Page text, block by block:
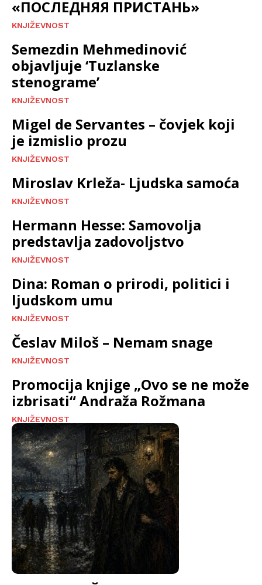
«ПОСЛЕДНЯЯ ПРИСТАНЬ»
KNJIŽEVNOST
Semezdin Mehmedinović
objavljuje ‘Tuzlanske
stenograme’
KNJIŽEVNOST
Migel de Servantes – čovjek koji
je izmislio prozu
KNJIŽEVNOST
Miroslav Krleža- Ljudska samoća
KNJIŽEVNOST
Hermann Hesse: Samovolja
predstavlja zadovoljstvo
KNJIŽEVNOST
Dina: Roman o prirodi, politici i
ljudskom umu
KNJIŽEVNOST
Česlav Miloš – Nemam snage
KNJIŽEVNOST
Promocija knjige „Ovo se ne može
izbrisati“ Andraža Rožmana
KNJIŽEVNOST